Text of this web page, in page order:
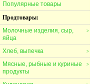
Популярные товары
Продтовары:
>
Молочные изделия, сыр,
яйца
>
Хлеб, выпечка
>
Мясные, рыбные и куриные
продукты